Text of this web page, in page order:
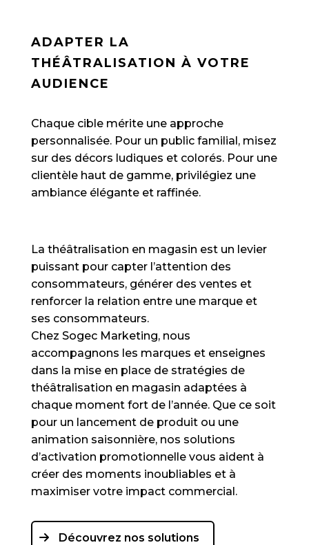
ADAPTER LA
THÉÂTRALISATION À VOTRE
AUDIENCE
Chaque cible mérite une approche
personnalisée. Pour un public familial, misez
sur des décors ludiques et colorés. Pour une
clientèle haut de gamme, privilégiez une
ambiance élégante et raffinée.
La théâtralisation en magasin est un levier
puissant pour capter l’attention des
consommateurs, générer des ventes et
renforcer la relation entre une marque et
ses consommateurs.
Chez Sogec Marketing, nous
accompagnons les marques et enseignes
dans la mise en place de stratégies de
théâtralisation en magasin adaptées à
chaque moment fort de l’année. Que ce soit
pour un lancement de produit ou une
animation saisonnière, nos solutions
d’activation promotionnelle vous aident à
créer des moments inoubliables et à
maximiser votre impact commercial.
Découvrez nos solutions